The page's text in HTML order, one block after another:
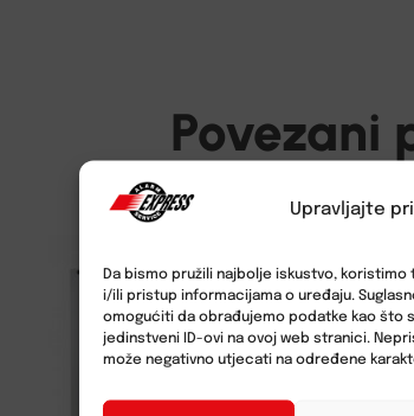
Upravljajte
Da bismo pružili najbolje iskustvo,
i/ili pristup informacijama o uređaju.
omogućiti da obrađujemo podatke kao što
jedinstveni ID-ovi na ovoj web stranici.
može negativno utjecati na određene
Povezani